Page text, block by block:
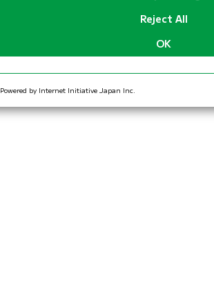
Reject All
OK
Powered by Internet Initiative Japan Inc.